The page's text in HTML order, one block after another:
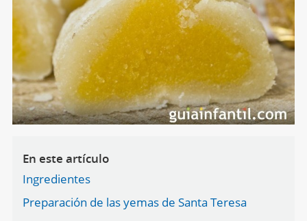
En este artículo
Ingredientes
Preparación de las yemas de Santa Teresa